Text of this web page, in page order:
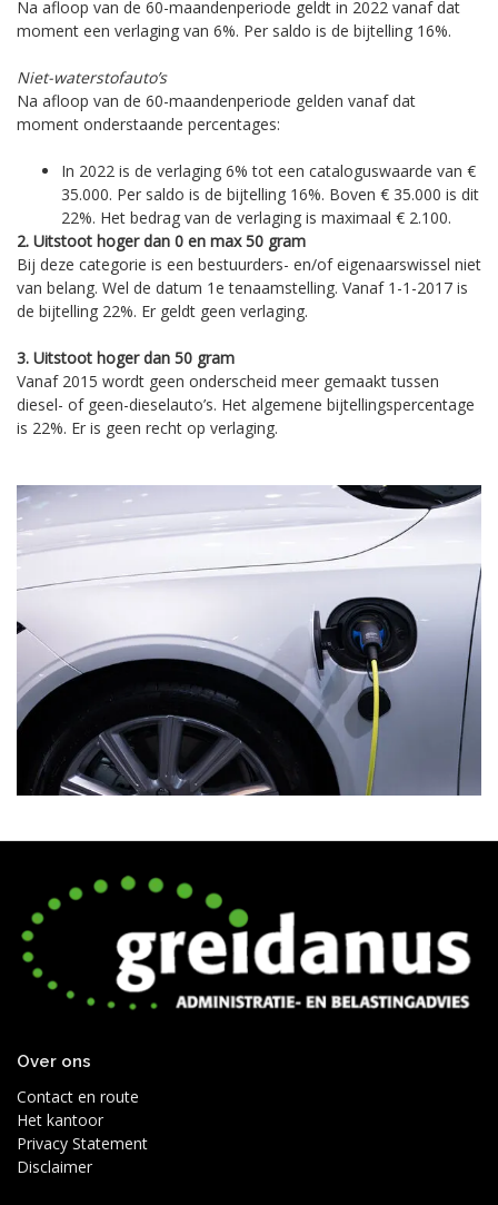
Na afloop van de 60-maandenperiode geldt in 2022 vanaf dat
moment een verlaging van 6%. Per saldo is de bijtelling 16%.
Niet-waterstofauto’s
Na afloop van de 60-maandenperiode gelden vanaf dat
moment onderstaande percentages:
In 2022 is de verlaging 6% tot een cataloguswaarde van €
35.000. Per saldo is de bijtelling 16%. Boven € 35.000 is dit
22%. Het bedrag van de verlaging is maximaal € 2.100.
2. Uitstoot hoger dan 0 en max 50 gram
Bij deze categorie is een bestuurders- en/of eigenaarswissel niet
van belang. Wel de datum 1e tenaamstelling. Vanaf 1-1-2017 is
de bijtelling 22%. Er geldt geen verlaging.
3. Uitstoot hoger dan 50 gram
Vanaf 2015 wordt geen onderscheid meer gemaakt tussen
diesel- of geen-dieselauto’s. Het algemene bijtellingspercentage
is 22%. Er is geen recht op verlaging.
Over ons
Contact en route
Het kantoor
Privacy Statement
Disclaimer